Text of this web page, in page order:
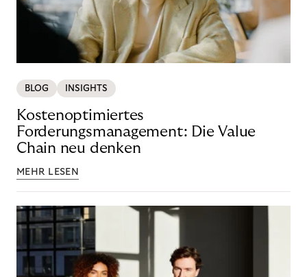
BLOG INSIGHTS
Kostenoptimiertes
Forderungsmanagement: Die Value
Chain neu denken
MEHR LESEN